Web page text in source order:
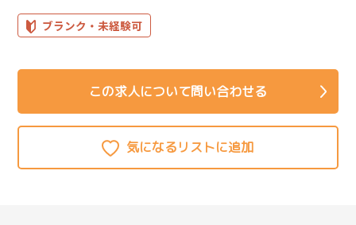
ブランク・未経験可
この求人について問い合わせる